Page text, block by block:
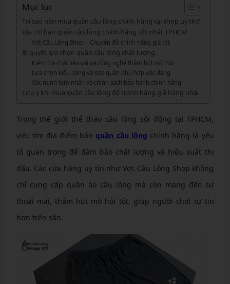
Mục lục
Tại sao nên mua quần cầu lông chính hãng tại shop uy tín?
Địa chỉ bán quần cầu lông chính hãng tốt nhất TPHCM
Vợt Cầu Lông Shop – Chuyên đồ chính hãng giá tốt
Bí quyết lựa chọn quần cầu lông chất lượng
Kiểm tra chất liệu vải và công nghệ thấm hút mồ hôi
Lựa chọn kiểu dáng và size quần phù hợp vóc dáng
Xác minh tem nhãn và chính sách bảo hành chính hãng
Lưu ý khi mua quần cầu lông để tránh hàng giả hàng nhái
Trong thế giới thể thao cầu lông sôi động tại TPHCM,
việc tìm địa điểm bán quần cầu lông chính hãng là yếu
tố quan trọng để đảm bảo chất lượng và hiệu suất thi
đấu. Các cửa hàng uy tín như Vợt Cầu Lông Shop không
chỉ cung cấp quần áo cầu lông mà còn mang đến sự
thoải mái, thấm hút mồ hôi tốt, giúp người chơi tự tin
hơn trên sân.